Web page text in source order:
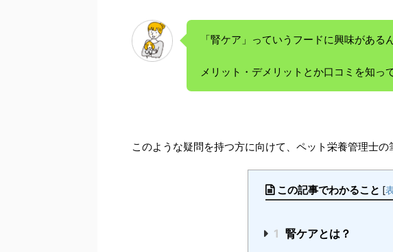
「腎ケア」っていうフードに興味がある
メリット・デメリットとか口コミを知っ
このような疑問を持つ方に向けて、ペット栄養管理士の
この記事でわかること [
1 腎ケアとは？